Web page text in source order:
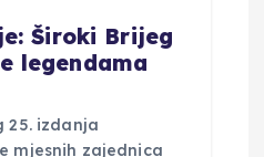
Široki Brijeg
legendama
25. izdanja
mjesnih zajednica